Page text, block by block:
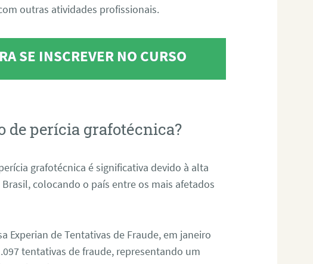
outras atividades profissionais.
SE INSCREVER NO CURSO
de perícia grafotécnica?
grafotécnica é significativa devido à alta
colocando o país entre os mais afetados
Experian de Tentativas de Fraude, em janeiro
tentativas de fraude, representando um